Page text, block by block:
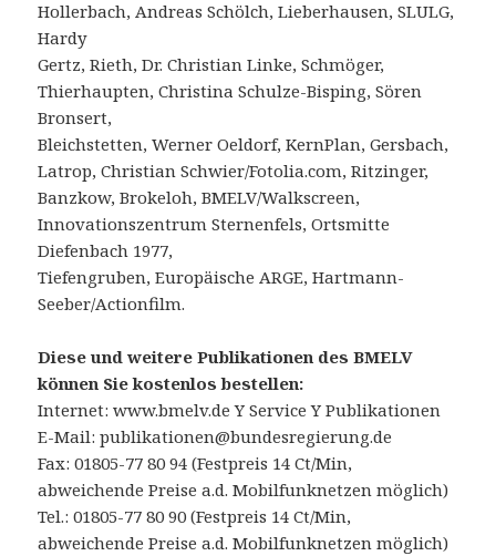
Hollerbach, Andreas Schölch, Lieberhausen, SLULG,
Hardy
Gertz, Rieth, Dr. Christian Linke, Schmöger,
Thierhaupten, Christina Schulze-Bisping, Sören
Bronsert,
Bleichstetten, Werner Oeldorf, KernPlan, Gersbach,
Latrop, Christian Schwier/Fotolia.com, Ritzinger,
Banzkow, Brokeloh, BMELV/Walkscreen,
Innovationszentrum Sternenfels, Ortsmitte
Diefenbach 1977,
Tiefengruben, Europäische ARGE, Hartmann-
Seeber/Actionfilm.
Diese und weitere Publikationen des BMELV
können Sie kostenlos bestellen:
Internet: www.bmelv.de Y Service Y Publikationen
E-Mail: publikationen@bundesregierung.de
Fax: 01805-77 80 94 (Festpreis 14 Ct/Min,
abweichende Preise a.d. Mobilfunknetzen möglich)
Tel.: 01805-77 80 90 (Festpreis 14 Ct/Min,
abweichende Preise a.d. Mobilfunknetzen möglich)